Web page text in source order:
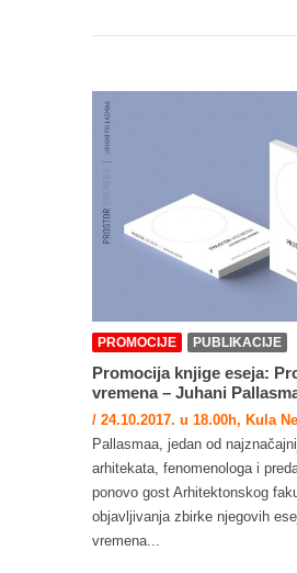
PROMOCIJE PUBLIKACIJE
Promocija knjige eseja:
vremena – Juhani
/ 24.10.2017. u 18.00h, Kula
Pallasmaa, jedan od
arhitekata, fenomenologa i
ponovo gost Arhitektonskog
objavljivanja zbirke njegovih
vremena...